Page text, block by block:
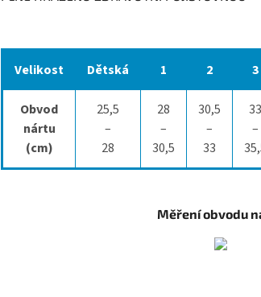
Velikost Dětská 1 2 3
Obvod
nártu
(cm)
25,5
–
28
28
–
30,5
30,5
–
33
33
–
Měření obvodu